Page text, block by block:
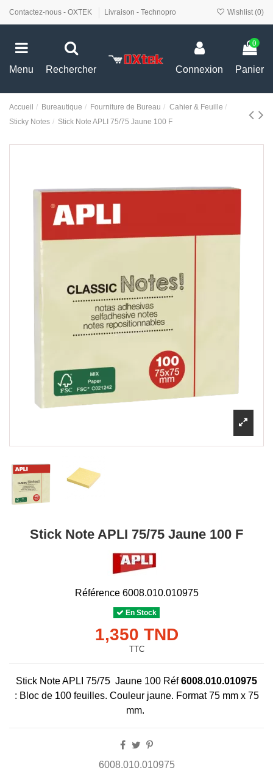
Contactez-nous - OXTEK Livraison - Technopro Wishlist (0)
Menu Rechercher Connexion
0
Panier
Accueil Bureautique Fourniture de Bureau
Cahier & Feuille
Sticky Notes
Stick Note APLI 75/75 Jaune 100 F
Stick Note APLI 75/75 Jaune 100 F
Référence 6008.010.010975
En Stock
1,350 TND
TTC
Stick Note APLI 75/75 Jaune 100 Réf6008.010.010975
: Bloc de 100 feuilles. Couleur jaune. Format 75 mm x 75
mm.
6008.010.010975